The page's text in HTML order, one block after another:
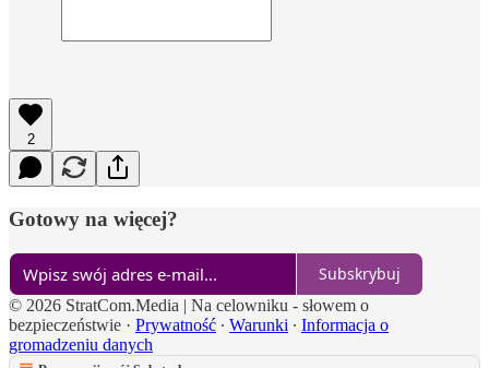
2
Gotowy na więcej?
Subskrybuj
© 2026 StratCom.Media | Na celowniku - słowem o
bezpieczeństwie · Prywatność ∙ Warunki ∙ Informacja o
gromadzeniu danych